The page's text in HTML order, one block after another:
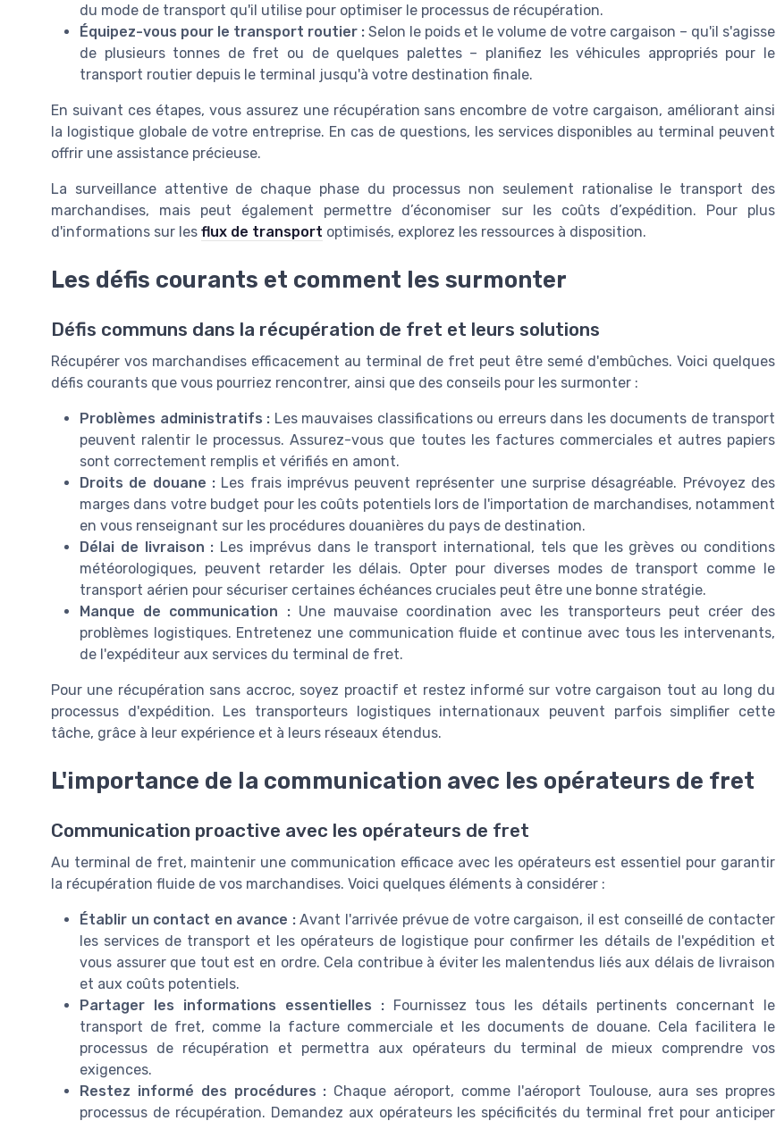
du mode de transport qu'il utilise pour optimiser le processus de récupération.
Équipez-vous pour le transport routier : Selon le poids et le volume de votre cargaison – qu'il s'agisse
de plusieurs tonnes de fret ou de quelques palettes – planifiez les véhicules appropriés pour le
transport routier depuis le terminal jusqu'à votre destination finale.
En suivant ces étapes, vous assurez une récupération sans encombre de votre cargaison, améliorant ainsi
la logistique globale de votre entreprise. En cas de questions, les services disponibles au terminal peuvent
offrir une assistance précieuse.
La surveillance attentive de chaque phase du processus non seulement rationalise le transport des
marchandises, mais peut également permettre d’économiser sur les coûts d’expédition. Pour plus
d'informations sur les flux de transport optimisés, explorez les ressources à disposition.
Les défis courants et comment les surmonter
Défis communs dans la récupération de fret et leurs solutions
Récupérer vos marchandises efficacement au terminal de fret peut être semé d'embûches. Voici quelques
défis courants que vous pourriez rencontrer, ainsi que des conseils pour les surmonter :
Problèmes administratifs : Les mauvaises classifications ou erreurs dans les documents de transport
peuvent ralentir le processus. Assurez-vous que toutes les factures commerciales et autres papiers
sont correctement remplis et vérifiés en amont.
Droits de douane :Les frais imprévus peuvent représenter une surprise désagréable. Prévoyez des
marges dans votre budget pour les coûts potentiels lors de l'importation de marchandises, notamment
en vous renseignant sur les procédures douanières du pays de destination.
Délai de livraison : Les imprévus dans le transport international, tels que les grèves ou conditions
météorologiques, peuvent retarder les délais. Opter pour diverses modes de transport comme le
transport aérien pour sécuriser certaines échéances cruciales peut être une bonne stratégie.
Manque de communication :Une mauvaise coordination avec les transporteurs peut créer des
problèmes logistiques. Entretenez une communication fluide et continue avec tous les intervenants,
de l'expéditeur aux services du terminal de fret.
Pour une récupération sans accroc, soyez proactif et restez informé sur votre cargaison tout au long du
processus d'expédition. Les transporteurs logistiques internationaux peuvent parfois simplifier cette
tâche, grâce à leur expérience et à leurs réseaux étendus.
L'importance de la communication avec les opérateurs de fret
Communication proactive avec les opérateurs de fret
Au terminal de fret, maintenir une communication efficace avec les opérateurs est essentiel pour garantir
la récupération fluide de vos marchandises. Voici quelques éléments à considérer :
Établir un contact en avance :Avant l'arrivée prévue de votre cargaison, il est conseillé de contacter
les services de transport et les opérateurs de logistique pour confirmer les détails de l'expédition et
vous assurer que tout est en ordre. Cela contribue à éviter les malentendus liés aux délais de livraison
et aux coûts potentiels.
Partager les informations essentielles :Fournissez tous les détails pertinents concernant le
transport de fret, comme la facture commerciale et les documents de douane. Cela facilitera le
processus de récupération et permettra aux opérateurs du terminal de mieux comprendre vos
exigences.
Restez informé des procédures : Chaque aéroport, comme l'aéroport Toulouse, aura ses propres
processus de récupération. Demandez aux opérateurs les spécificités du terminal fret pour anticiper